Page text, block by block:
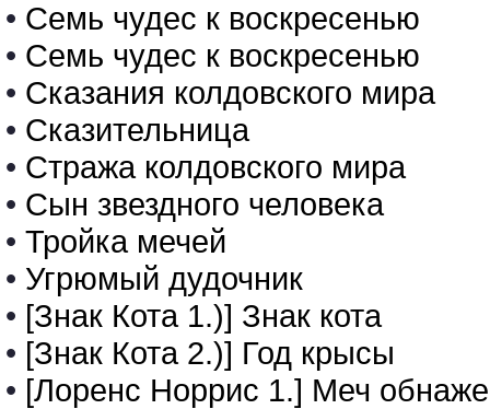
• Семь чудес к воскресенью
• Семь чудес к воскресенью
• Сказания колдовского мира
• Сказительница
• Стража колдовского мира
• Сын звездного человека
• Тройка мечей
• Угрюмый дудочник
• [Знак Кота 1.)] Знак кота
• [Знак Кота 2.)] Год крысы
• [Лоренс Норрис 1.] Меч